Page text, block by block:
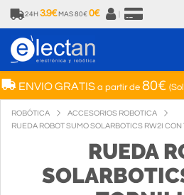
24H 3.9€ MAS 80€ 0€
ENVIO GRATISa partir de 80€
ROBÓTICA
ACCESORIOS ROBOTICA
RUEDA ROBOT SUMO SOLARBOTICS RW2I
RUEDA